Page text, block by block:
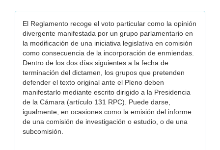
El Reglamento recoge el voto particular como la opinión
divergente manifestada por un grupo parlamentario en
la modificación de una iniciativa legislativa en comisión
como consecuencia de la incorporación de enmiendas.
Dentro de los dos días siguientes a la fecha de
terminación del dictamen, los grupos que pretenden
defender el texto original ante el Pleno deben
manifestarlo mediante escrito dirigido a la Presidencia
de la Cámara (artículo 131 RPC). Puede darse,
igualmente, en ocasiones como la emisión del informe
de una comisión de investigación o estudio, o de una
subcomisión.